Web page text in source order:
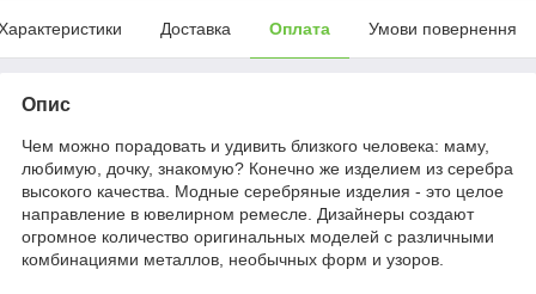
Доставка Оплата Умови повернення
Опис
Чем можно порадовать и удивить близкого человека: маму,
любимую, дочку, знакомую? Конечно же изделием из серебра
высокого качества. Модные серебряные изделия - это целое
направление в ювелирном ремесле. Дизайнеры создают
огромное количество оригинальных моделей с различными
комбинациями металлов, необычных форм и узоров.